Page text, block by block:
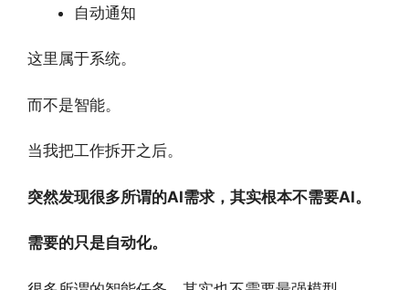
自动通知
这里属于系统。
而不是智能。
当我把工作拆开之后。
突然发现很多所谓的AI需求，其实根本不需要AI。
需要的只是自动化。